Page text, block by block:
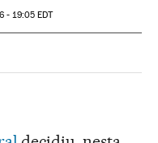
- 19:05EDT